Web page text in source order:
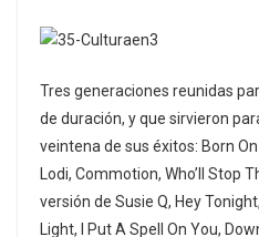
Tres generaciones reunidas
de duración, y que sirvieron
veintena de sus éxitos: Born
Lodi, Commotion, Who’ll Stop
versión de Susie Q, Hey
Light, I Put A Spell On You,